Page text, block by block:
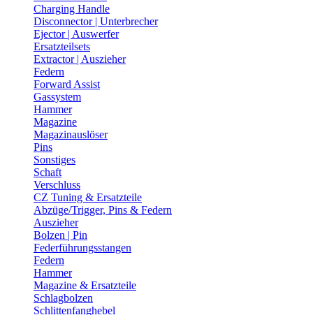
Charging Handle
Disconnector | Unterbrecher
Ejector | Auswerfer
Ersatzteilsets
Extractor | Auszieher
Federn
Forward Assist
Gassystem
Hammer
Magazine
Magazinauslöser
Pins
Sonstiges
Schaft
Verschluss
CZ Tuning & Ersatzteile
Abzüge/Trigger, Pins & Federn
Auszieher
Bolzen | Pin
Federführungsstangen
Federn
Hammer
Magazine & Ersatzteile
Schlagbolzen
Schlittenfanghebel